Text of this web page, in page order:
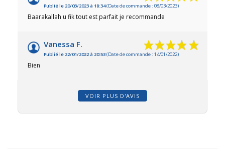
Publié le 20/03/2023 à 18:34(Date de commande : 08/03/2023)
Baarakallah u fik tout est parfait je recommande
Vanessa F.
Publié le 22/01/2022 à 20:53(Date de commande : 14/01/2022)
Bien
VOIR PLUS D'AVIS